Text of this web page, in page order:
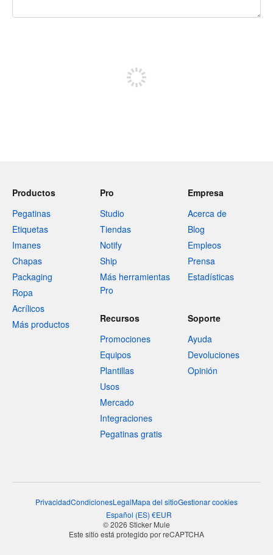
Productos
Pegatinas
Etiquetas
Imanes
Chapas
Packaging
Ropa
Acrílicos
Más productos
Pro
Studio
Tiendas
Notify
Ship
Más herramientas
Pro
Empresa
Acerca de
Blog
Empleos
Prensa
Estadísticas
Recursos
Promociones
Equipos
Plantillas
Usos
Mercado
Integraciones
Pegatinas gratis
Soporte
Ayuda
Devoluciones
Opinión
PrivacidadCondicionesLegalMapa del sitioGestionar cookies
Español (ES) €EUR
© 2026 Sticker Mule
Este sitio está protegido por reCAPTCHA